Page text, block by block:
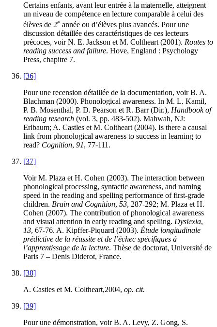
Certains enfants, avant leur entrée à la maternelle, atteignent
un niveau de compétence en lecture comparable à celui des
élèves de 2e année ou d’élèves plus avancés. Pour une
discussion détaillée des caractéristiques de ces lecteurs
précoces, voir N. E. Jackson et M. Coltheart (2001). Routes to
reading success and failure. Hove, England : Psychology
Press, chapitre 7.
[36]
Pour une recension détaillée de la documentation, voir B. A.
Blachman (2000). Phonological awareness. In M. L. Kamil,
P. B. Mosenthal, P. D. Pearson et R. Barr (Dir.), Handbook of
reading research (vol. 3, pp. 483-502). Mahwah, NJ:
Erlbaum; A. Castles et M. Coltheart (2004). Is there a causal
link from phonological awareness to success in learning to
read? Cognition, 91, 77-111.
[37]
Voir M. Plaza et H. Cohen (2003). The interaction between
phonological processing, syntactic awareness, and naming
speed in the reading and spelling performance of first-grade
children. Brain and Cognition, 53, 287-292; M. Plaza et H.
Cohen (2007). The contribution of phonological awareness
and visual attention in early reading and spelling. Dyslexia,
13, 67-76. A. Kipffer-Piquard (2003). Étude longitudinale
prédictive de la réussite et de l’échec spécifiques à
l’apprentissage de la lecture. Thèse de doctorat, Université de
Paris 7 – Denis Diderot, France.
[38]
A. Castles et M. Coltheart,2004, op. cit.
[39]
Pour une démonstration, voir B. A. Levy, Z. Gong, S.